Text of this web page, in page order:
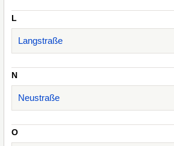
L
Langstraße
N
Neustraße
O